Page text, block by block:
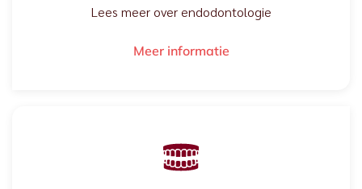
Lees meer over endodontologie
Meer informatie